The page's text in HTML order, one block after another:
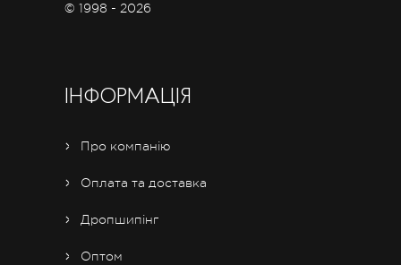
© 1998 - 2026
ІНФОРМАЦІЯ
Про компанію
Оплата та доставка
Дропшипінг
Оптом